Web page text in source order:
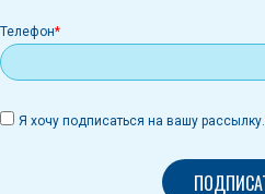
Телефон
Я хочу подписаться на вашу рассылку.